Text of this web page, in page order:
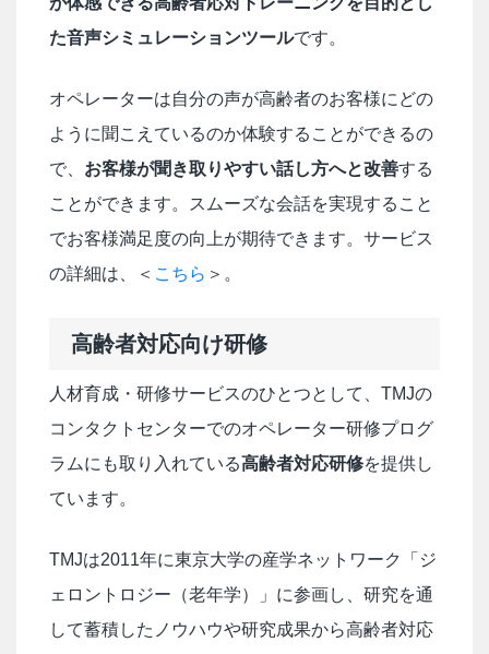
た音声シミュレーションツールです。
オペレーターは自分の声が高齢者のお客様にどの
ように聞こえているのか体験することができるの
で、 お客様が聞き取りやすい話し方へと改善する
ことができます。スムーズな会話を実現すること
でお客様満足度の向上が期待できます。サービス
の詳細は、＜ こちら ＞。
高齢者対応向け研修
人材育成・研修サービスのひとつとして、TMJの
コンタクトセンターでのオペレーター研修プログ
ラムにも取り入れている高齢者対応研修を提供し
ています。
TMJは2011年に東京大学の産学ネットワーク「ジ
ェロントロジー（老年学）」に参画し、研究を通
して蓄積したノウハウや研究成果から高齢者対応